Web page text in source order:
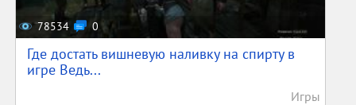
78534 0
Где достать вишневую наливку на спирту в
игре Ведь...
Игры